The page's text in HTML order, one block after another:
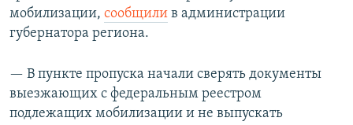
мобилизации, сообщили в администрации
губернатора региона.
— В пункте пропуска начали сверять документы
выезжающих с федеральным реестром
подлежащих мобилизации и не выпускать